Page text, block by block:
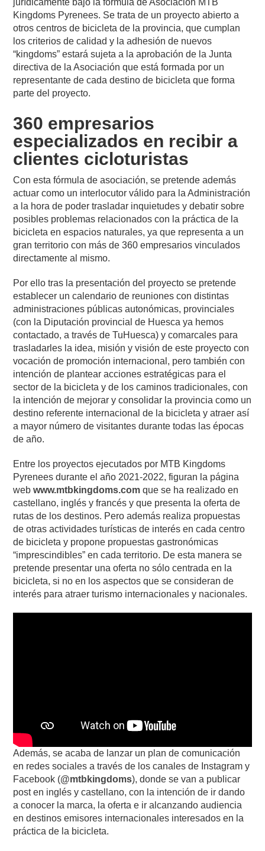
jurídicamente bajo la fórmula de Asociación MTB
Kingdoms Pyrenees. Se trata de un proyecto abierto a
otros centros de bicicleta de la provincia, que cumplan
los criterios de calidad y la adhesión de nuevos
“kingdoms” estará sujeta a la aprobación de la Junta
directiva de la Asociación que está formada por un
representante de cada destino de bicicleta que forma
parte del proyecto.
360 empresarios
especializados en recibir a
clientes cicloturistas
Con esta fórmula de asociación, se pretende además
actuar como un interlocutor válido para la Administración
a la hora de poder trasladar inquietudes y debatir sobre
posibles problemas relacionados con la práctica de la
bicicleta en espacios naturales, ya que representa a un
gran territorio con más de 360 empresarios vinculados
directamente al mismo.
Por ello tras la presentación del proyecto se pretende
establecer un calendario de reuniones con distintas
administraciones públicas autonómicas, provinciales
(con la Diputación provincial de Huesca ya hemos
contactado, a través de TuHuesca) y comarcales para
trasladarles la idea, misión y visión de este proyecto con
vocación de promoción internacional, pero también con
intención de plantear acciones estratégicas para el
sector de la bicicleta y de los caminos tradicionales, con
la intención de mejorar y consolidar la provincia como un
destino referente internacional de la bicicleta y atraer así
a mayor número de visitantes durante todas las épocas
de año.
Entre los proyectos ejecutados por MTB Kingdoms
Pyrenees durante el año 2021-2022, figuran la página
webwww.mtbkingdoms.com que se ha realizado en
castellano, inglés y francés y que presenta la oferta de
rutas de los destinos. Pero además realiza propuestas
de otras actividades turísticas de interés en cada centro
de bicicleta y propone propuestas gastronómicas
“imprescindibles” en cada territorio. De esta manera se
pretende presentar una oferta no sólo centrada en la
bicicleta, si no en los aspectos que se consideran de
interés para atraer turismo internacionales y nacionales.
Además, se acaba de lanzar un plan de comunicación
en redes sociales a través de los canales de Instagram y
Facebook (@mtbkingdoms), donde se van a publicar
post en inglés y castellano, con la intención de ir dando
a conocer la marca, la oferta e ir alcanzando audiencia
en destinos emisores internacionales interesados en la
práctica de la bicicleta.